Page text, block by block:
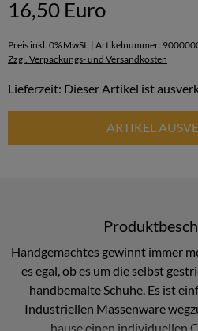
16,50 Euro
Preis inkl. 0% MwSt. | Artikelnummer:
Zzgl. Verpackungs- und Versandkosten
Lieferzeit: Dieser Artikel ist
ARTIKEL
Handgemachtes gewinnt immer
es egal, ob es um die selbst
handbemalte Schuhe. Es ist
Industriellen Massenware
hause einen individuellen